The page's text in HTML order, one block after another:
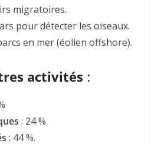
migratoires.
pour détecter les oiseaux.
en mer (éolien offshore).
activités :
: 24 %
: 44 %.